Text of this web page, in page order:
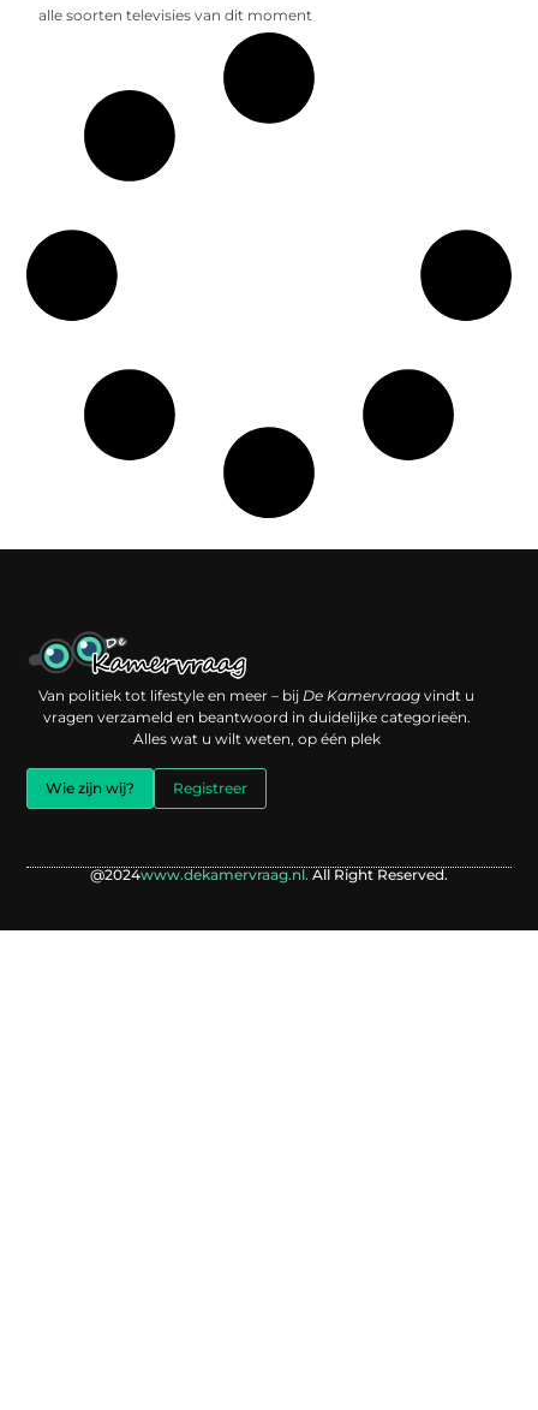
alle soorten televisies van dit moment
Van politiek tot lifestyle en meer – bijDe Kamervraag vindt u
vragen verzameld en beantwoord in duidelijke categorieën.
Alles wat u wilt weten, op één plek
Wie zijn wij? Registreer
@2024www.dekamervraag.nl. All Right Reserved.